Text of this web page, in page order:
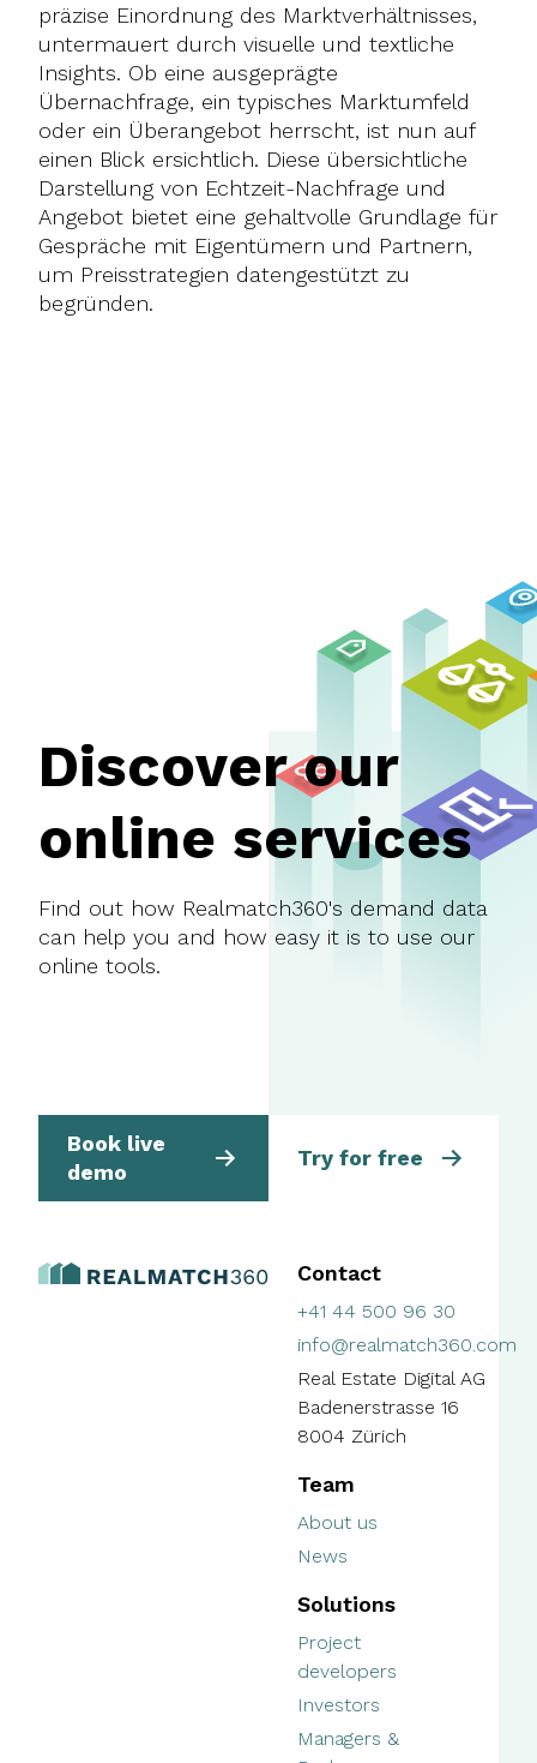
präzise Einordnung des Marktverhältnisses,
untermauert durch visuelle und textliche
Insights. Ob eine ausgeprägte
Übernachfrage, ein typisches Marktumfeld
oder ein Überangebot herrscht, ist nun auf
einen Blick ersichtlich. Diese übersichtliche
Darstellung von Echtzeit-Nachfrage und
Angebot bietet eine gehaltvolle Grundlage für
Gespräche mit Eigentümern und Partnern,
um Preisstrategien datengestützt zu
begründen.
Discover our
online services
Find out how Realmatch360's demand data
can help you and how easy it is to use our
online tools.
Book live
demo
Try for free
Contact
+41 44 500 96 30
info@realmatch360.com
Real Estate Digital AG
Badenerstrasse 16
8004 Zürich
Team
About us
News
Solutions
Project
developers
Investors
Managers &